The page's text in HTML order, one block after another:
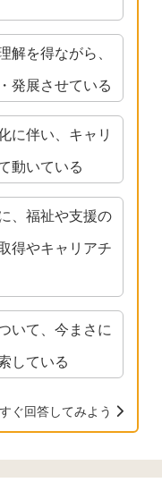
を得ながら、
発展させている
に伴い、キャリ
動いている
、福祉や支援の
得やキャリアチ
いて、今まさに
している
ぐ回答してみよう